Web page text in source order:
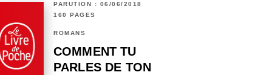
PARUTION : 06/06/2018
160 PAGES
ROMANS
COMMENT TU
PARLES DE TON